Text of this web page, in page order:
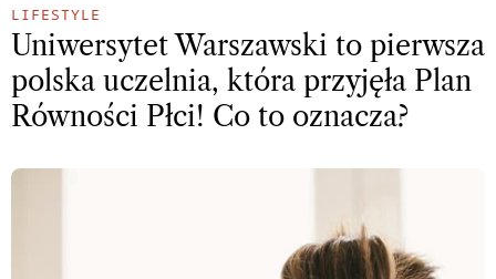
LIFESTYLE
Uniwersytet Warszawski to pierwsza
polska uczelnia, która przyjęła Plan
Równości Płci! Co to oznacza?